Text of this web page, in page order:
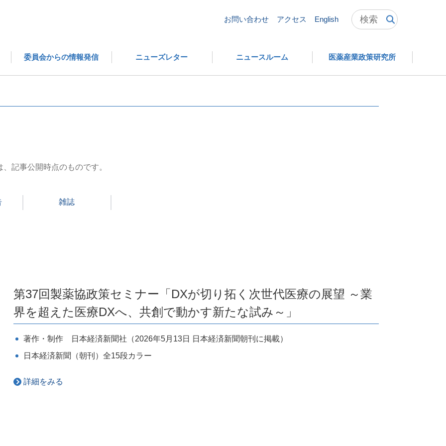
お問い合わせ アクセス English
委員会からの情報発信 ニューズレター ニュースルーム 医薬産業政策研究所
記事公開時点のものです。
雑誌
第37回製薬協政策セミナー「DXが切り拓く次世代医療の展望 ～業
界を超えた医療DXへ、共創で動かす新たな試み～」
著作・制作 日本経済新聞社（2026年5月13日 日本経済新聞朝刊に掲載）
日本経済新聞（朝刊）全15段カラー
詳細をみる